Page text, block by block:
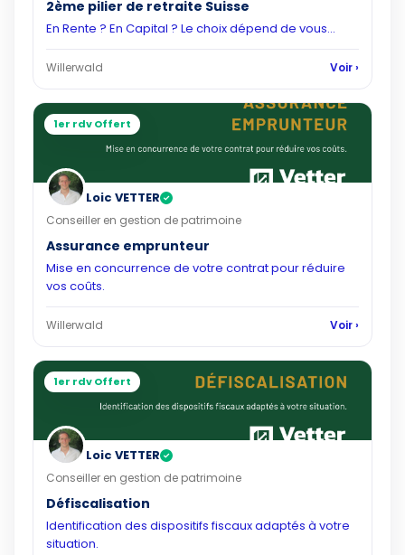
2ème pilier de retraite Suisse
En Rente ? En Capital ? Le choix dépend de vous...
Willerwald Voir ›
1er rdv Offert
Loic VETTER ✓
Conseiller en gestion de patrimoine
Assurance emprunteur
Mise en concurrence de votre contrat pour réduire
vos coûts.
Willerwald Voir ›
1er rdv Offert
Loic VETTER ✓
Conseiller en gestion de patrimoine
Défiscalisation
Identification des dispositifs fiscaux adaptés à votre
situation.